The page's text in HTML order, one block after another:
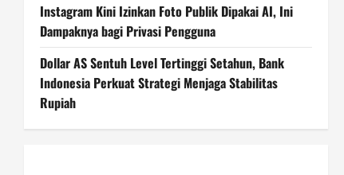
Instagram Kini Izinkan Foto Publik Dipakai AI, Ini
Dampaknya bagi Privasi Pengguna
Dollar AS Sentuh Level Tertinggi Setahun, Bank
Indonesia Perkuat Strategi Menjaga Stabilitas
Rupiah